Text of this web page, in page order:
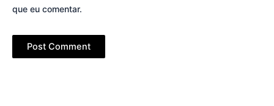
que eu comentar.